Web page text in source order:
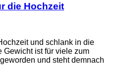
die Hochzeit
und schlank in die
Gewicht ist für viele zum
und steht demnach